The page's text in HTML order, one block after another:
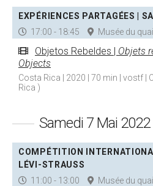
EXPÉRIENCES PARTAGÉES |
17:00 - 18:45
Musée du
Objetos Rebeldes | Objets
Objects
Costa Rica | 2020 | 70 min | vostf |
Rica )
Samedi 7 Mai 2022
COMPÉTITION
LÉVI-STRAUSS
11:00 - 13:00
Musée du